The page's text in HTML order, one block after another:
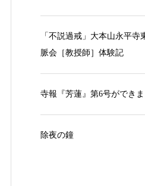
「不説過戒」大本山永平
脈会［教授師］体験記
寺報『芳蓮』第6号ができま
除夜の鐘